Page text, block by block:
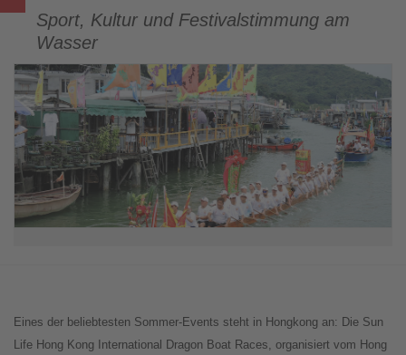
Sport, Kultur und Festivalstimmung am
Wasser
Eines der beliebtesten Sommer-Events steht in Hongkong an: Die Sun
Life Hong Kong International Dragon Boat Races, organisiert vom Hong